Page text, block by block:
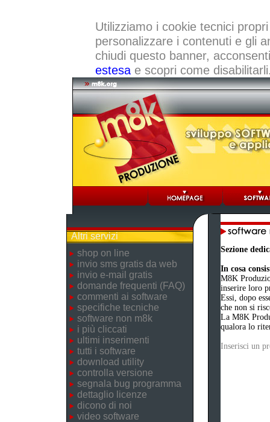
Utilizziamo i cookie tecnici
personalizzare i contenuti e gli
chiudi questo banner,
estesae scopri come
Altri servizi
shop on line
invio sms gratis da web
invio e-mail gratis
domande frequenti (FAQ)
commenti ai software
specifiche tecniche
software non m8k
i più cliccati
ultimi inserimenti
tutti i software
download utility
controlla versione
segnala bug programma
dettaglio licenze
dicono di noi
video software
Sezione
In cosa
M8K
inserire loro
Essi, dopo
che non si
La M8K
qualora lo
Inserisci un